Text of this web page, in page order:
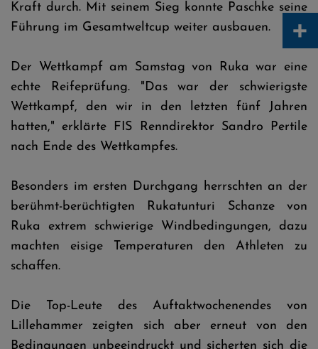
Kraft durch. Mit seinem Sieg konnte Paschke seine
Führung im Gesamtweltcup weiter ausbauen.
Der Wettkampf am Samstag von Ruka war eine
echte Reifeprüfung. "Das war der schwierigste
Wettkampf, den wir in den letzten fünf Jahren
hatten," erklärte FIS Renndirektor Sandro Pertile
nach Ende des Wettkampfes.
Besonders im ersten Durchgang herrschten an der
berühmt-berüchtigten Rukatunturi Schanze von
Ruka extrem schwierige Windbedingungen, dazu
machten eisige Temperaturen den Athleten zu
schaffen.
Die Top-Leute des Auftaktwochenendes von
Lillehammer zeigten sich aber erneut von den
Bedingungen unbeeindruckt und sicherten sich die
+